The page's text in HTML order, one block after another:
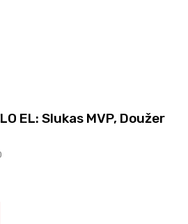
EL: Slukas MVP, Doužer